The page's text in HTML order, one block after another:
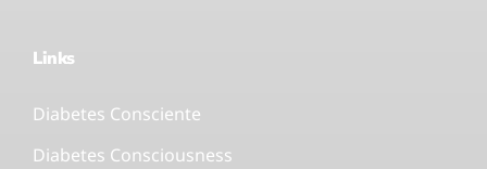
Links
Diabetes Consciente
Diabetes Consciousness